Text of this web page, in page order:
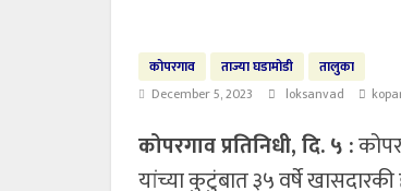
कोपरगाव ताज्या घडामोडी
तालुका
December 5, 2023
loksanvad
कोपरगाव प्रतिनिधी, दि. ५ :
यांच्या कुटुंबात ३५ वर्षे